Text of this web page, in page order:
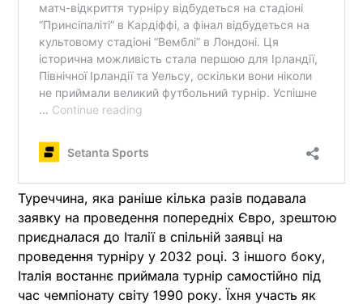
Туреччина, яка раніше кілька разів подавала
заявку на проведення попередніх Євро, зрештою
приєдналася до Італії в спільній заявці на
проведення турніру у 2032 році. З іншого боку,
Італія востаннє приймала турнір самостійно під
час чемпіонату світу 1990 року. Їхня участь як